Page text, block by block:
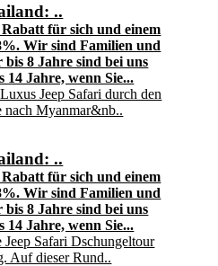
..
für sich und einem
Wir sind Familien und
8 Jahre sind bei uns
14 Jahre, wenn Sie...
Jeep Safari durch den
nach Myanmar&nb..
..
für sich und einem
Wir sind Familien und
8 Jahre sind bei uns
14 Jahre, wenn Sie...
Safari Dschungeltour
Auf dieser Rund..